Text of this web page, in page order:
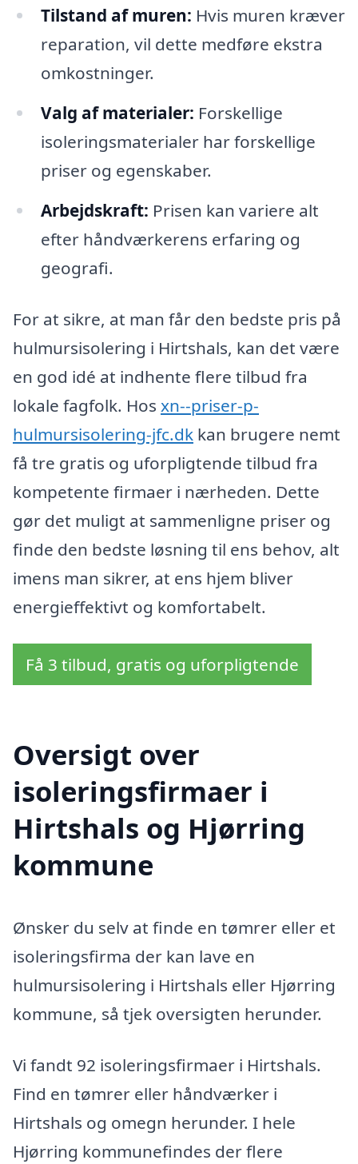
Tilstand af muren: Hvis muren kræver
reparation, vil dette medføre ekstra
omkostninger.
Valg af materialer: Forskellige
isoleringsmaterialer har forskellige
priser og egenskaber.
Arbejdskraft: Prisen kan variere alt
efter håndværkerens erfaring og
geografi.
For at sikre, at man får den bedste pris på
hulmursisolering i Hirtshals, kan det være
en god idé at indhente flere tilbud fra
lokale fagfolk. Hos xn--priser-p-
hulmursisolering-jfc.dk kan brugere nemt
få tre gratis og uforpligtende tilbud fra
kompetente firmaer i nærheden. Dette
gør det muligt at sammenligne priser og
finde den bedste løsning til ens behov, alt
imens man sikrer, at ens hjem bliver
energieffektivt og komfortabelt.
Få 3 tilbud, gratis og uforpligtende
Oversigt over
isoleringsfirmaer i
Hirtshals og Hjørring
kommune
Ønsker du selv at finde en tømrer eller et
isoleringsfirma der kan lave en
hulmursisolering i Hirtshals eller Hjørring
kommune, så tjek oversigten herunder.
Vi fandt 92 isoleringsfirmaer i Hirtshals.
Find en tømrer eller håndværker i
Hirtshals og omegn herunder. I hele
Hjørring kommunefindes der flere